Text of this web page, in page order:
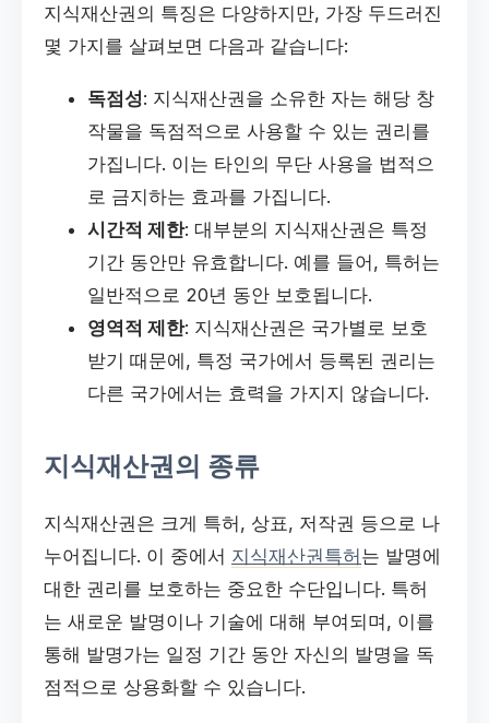
지식재산권의 특징은 다양하지만, 가장 두드러진
몇 가지를 살펴보면 다음과 같습니다:
독점성: 지식재산권을 소유한 자는 해당 창
작물을 독점적으로 사용할 수 있는 권리를
가집니다. 이는 타인의 무단 사용을 법적으
로 금지하는 효과를 가집니다.
시간적 제한: 대부분의 지식재산권은 특정
기간 동안만 유효합니다. 예를 들어, 특허는
일반적으로 20년 동안 보호됩니다.
영역적 제한: 지식재산권은 국가별로 보호
받기 때문에, 특정 국가에서 등록된 권리는
다른 국가에서는 효력을 가지지 않습니다.
지식재산권의 종류
지식재산권은 크게 특허, 상표, 저작권 등으로 나
누어집니다. 이 중에서 지식재산권특허 는 발명에
대한 권리를 보호하는 중요한 수단입니다. 특허
는 새로운 발명이나 기술에 대해 부여되며, 이를
통해 발명가는 일정 기간 동안 자신의 발명을 독
점적으로 상용화할 수 있습니다.